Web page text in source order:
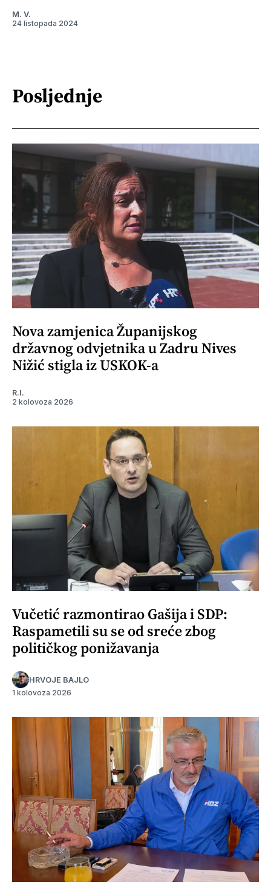
M. V.
24 listopada 2024
Posljednje
Nova zamjenica Županijskog
državnog odvjetnika u Zadru Nives
Nižić stigla iz USKOK-a
R.I.
2 kolovoza 2026
Vučetić razmontirao Gašija i SDP:
Raspametili su se od sreće zbog
političkog ponižavanja
HRVOJE BAJLO
1 kolovoza 2026